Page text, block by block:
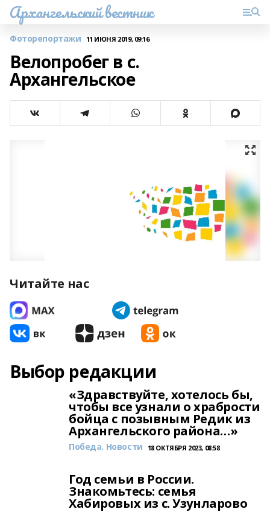
Архангельский вестник
Фоторепортажи 11 ИЮНЯ 2019, 09:16
Велопробег в с.
Архангельское
Читайте нас
Выбор редакции
«Здравствуйте, хотелось бы,
чтобы все узнали о храбрости
бойца с позывным Редик из
Архангельского района…»
Победа. Новости 18 ОКТЯБРЯ 2023, 08:58
Год семьи в России.
Знакомьтесь: семья
Хабировых из с. Узунларово